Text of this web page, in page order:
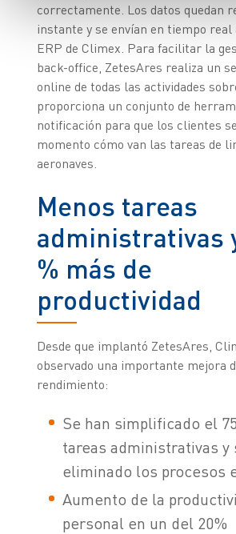
correctamente. Los datos quedan
instante y se envían en tiempo
ERP de Climex. Para facilitar la
back-office, ZetesAres realiza un
online de todas las actividades
proporciona un conjunto de
notificación para que los clientes
momento cómo van las tareas de
aeronaves.
Menos tareas
administrativas
% más de
productividad
Desde que implantó ZetesAres,
observado una importante mejora
rendimiento:
Se han simplificado el
tareas administrativas y
eliminado los procesos
Aumento de la
personal en un del 20%